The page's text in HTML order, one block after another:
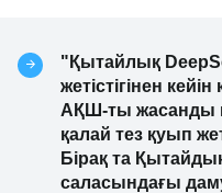
"Қытайлық
жетістігінен
АҚШ-ты жасанды
қалай тез қуып
Бірақ та
саласындағы